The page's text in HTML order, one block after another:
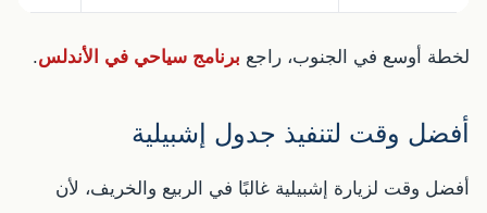
لخطة أوسع في الجنوب، راجع برنامج سياحي في الأندلس.
أفضل وقت لتنفيذ جدول إشبيلية
أفضل وقت لزيارة إشبيلية غالبًا في الربيع والخريف، لأن